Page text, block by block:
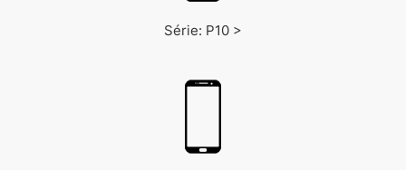
Série: P10 >